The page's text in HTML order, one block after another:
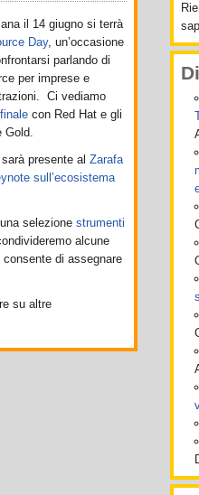
il 14 giugno si terrà
Day, un’occasione
parlando di
per imprese e
Ci vediamo
con Red Hat e gli
Gold.
sarà presente al Zarafa
sull’ecosistema
selezione strumenti
alcune
di assegnare
su altre